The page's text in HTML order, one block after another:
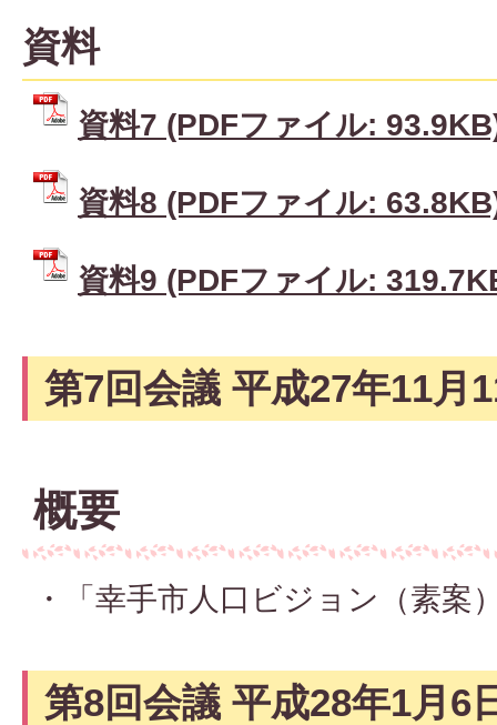
資料
資料7 (PDFファイル:
資料8 (PDFファイル:
資料9 (PDFファイル:
第7回会議 平成27年11月
概要
・「幸手市人口ビジョン（素案
第8回会議 平成28年1月6